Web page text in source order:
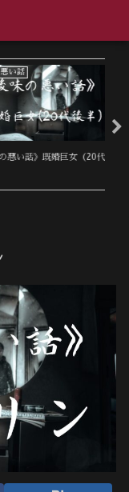
話
い話》既婚巨女（20代